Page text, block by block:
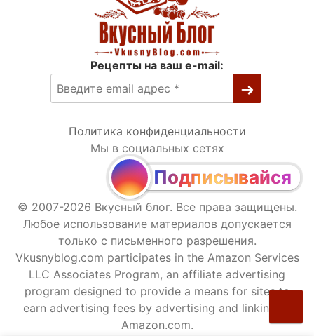
Рецепты на ваш e-mail:
Политика конфиденциальности
Мы в социальных сетях
Подписывайся
© 2007-2026 Вкусный блог. Все права защищены.
Любое использование материалов допускается
только с письменного разрешения.
Vkusnyblog.com participates in the Amazon Services
LLC Associates Program, an affiliate advertising
program designed to provide a means for sites to
earn advertising fees by advertising and linking to
Amazon.com.